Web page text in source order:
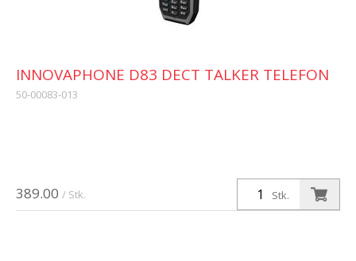
389.00 / Stk. Stk.
INNOVAPHONE D83 DECT TALKER TELEFON
50-00083-013